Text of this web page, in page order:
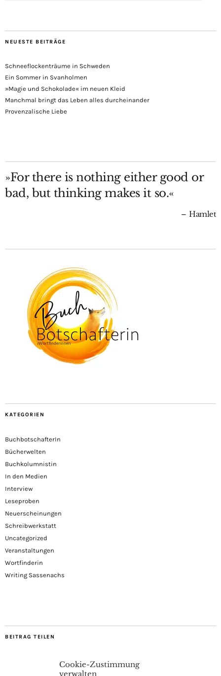
Cookie-Zustimmung
verwalten
NEUESTE BEITRÄGE
Schneeflockenträume in Schweden
Ein Sommer in Svanholmen
»Magie und Schokolade« im neuen Kleid
Manchmal bringt das Leben alles durcheinander
Provenzalische Liebe
»For there is nothing either good or
bad, but thinking makes it so.«
Hamlet
KATEGORIEN
BuchbotschafterIn
Bücherwelten
Buchkolumnistin
In den Medien
Interview
Leseproben
Neuerscheinungen
Schreibwerkstatt
Uncategorized
Veranstaltungen
Wortfinderin
Writing Sassenachs
BEITRAG TEILEN